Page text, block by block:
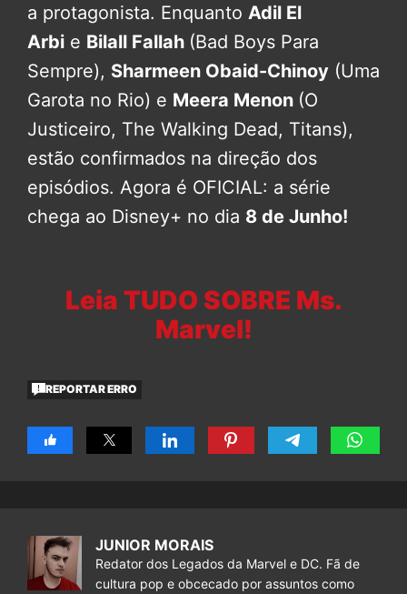
a protagonista. Enquanto Adil El
Arbi e Bilall Fallah (Bad Boys Para
Sempre), Sharmeen Obaid-Chinoy (Uma
Garota no Rio) e Meera Menon (O
Justiceiro, The Walking Dead, Titans),
estão confirmados na direção dos
episódios. Agora é OFICIAL: a série
chega ao Disney+ no dia 8 de Junho!
Leia TUDO SOBRE Ms.
Marvel!
REPORTAR ERRO
JUNIOR MORAIS
Redator dos Legados da Marvel e DC. Fã de
cultura pop e obcecado por assuntos como